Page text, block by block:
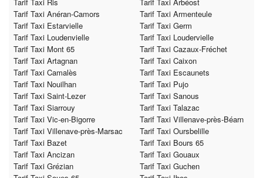
Tarif Taxi Anéran-Camors
Tarif Taxi Armenteule
Tarif Taxi Estarvielle
Tarif Taxi Germ
Tarif Taxi Loudenvielle
Tarif Taxi Loudervielle
Tarif Taxi Mont 65
Tarif Taxi Cazaux-Fréchet
Tarif Taxi Artagnan
Tarif Taxi Caixon
Tarif Taxi Camalès
Tarif Taxi Escaunets
Tarif Taxi Nouilhan
Tarif Taxi Pujo
Tarif Taxi Saint-Lezer
Tarif Taxi Sanous
Tarif Taxi Siarrouy
Tarif Taxi Talazac
Tarif Taxi Vic-en-Bigorre
Tarif Taxi Villenave-près-Béarn
Tarif Taxi Villenave-près-Marsac
Tarif Taxi Oursbelille
Tarif Taxi Bazet
Tarif Taxi Bours 65
Tarif Taxi Ancizan
Tarif Taxi Gouaux
Tarif Taxi Grézian
Tarif Taxi Guchen